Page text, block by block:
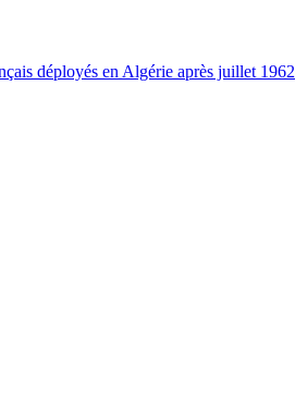
déployés en Algérie après juillet 1962